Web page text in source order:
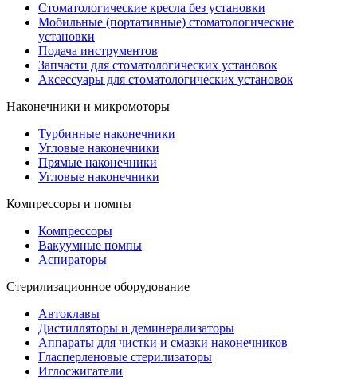
Стоматологические кресла без установки
Мобильные (портативные) стоматологические
установки
Подача инструментов
Запчасти для стоматологических установок
Аксессуары для стоматологических установок
Наконечники и микромоторы
Турбинные наконечники
Угловые наконечники
Прямые наконечники
Угловые наконечники
Компрессоры и помпы
Компрессоры
Вакуумные помпы
Аспираторы
Стерилизационное оборудование
Автоклавы
Дистилляторы и деминерализаторы
Аппараты для чистки и смазки наконечников
Гласперленовые стерилизаторы
Иглосжигатели